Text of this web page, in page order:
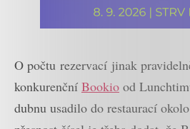
O počtu rezervací jinak
konkurenční Bookio od
dubnu usadilo do restaurací